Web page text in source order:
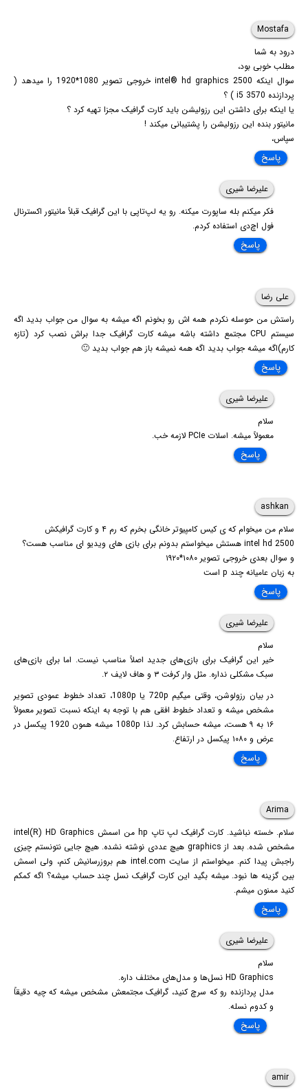
Mostafa
درود به شما
مطلب خوبی بود،
سوال اینکه intel® hd graphics 2500 خروجی تصویر 1080*1920 را میدهد (
پردازنده i5 3570 ) ؟
یا اینکه برای داشتن این رزولیشن باید کارت گرافیک مجزا تهیه کرد ؟
مانیتور بنده این رزولیشن را پشتیبانی میکند !
سپاس،
پاسخ
علیرضا شیری
فکر میکنم بله ساپورت میکنه. رو یه لپ‌تاپی با این گرافیک قبلاً مانیتور اکسترنال
فول اچ‌دی استفاده کردم.
پاسخ
علی رضا
راستش من حوسله نکردم همه اش رو بخونم اگه میشه به سوال من جواب بدید اگه
سیستم CPU مجتمع داشته باشه میشه کارت گرافیک جدا براش نصب کرد (تازه
کارم)اگه میشه جواب بدید اگه همه نمیشه باز هم جواب بدید 🙂
پاسخ
علیرضا شیری
سلام
معمولاً میشه. اسلات PCIe لازمه خب.
پاسخ
ashkan
سلام من میخوام که ی کیس کامپیوتر خانگی بخرم که رم ۴ و کارت گرافیکش
intel hd 2500 هستش میخواستم بدونم برای بازی های ویدیو ای مناسب هست؟
و سوال بعدی خروجی تصویر ۱۰۸۰*۱۹۲۰
به زبان عامیانه چند p است
پاسخ
علیرضا شیری
سلام
خیر این گرافیک برای بازی‌های جدید اصلاً مناسب نیست. اما برای بازی‌های
سبک مشکلی نداره. مثل وار کرفت ۳ و هاف لایف ۲.
در بیان رزولوشن، وقتی میگیم 720p یا 1080p، تعداد خطوط عمودی تصویر
مشخص میشه و تعداد خطوط افقی هم با توجه به اینکه نسبت تصویر معمولاً
۱۶ به ۹ هست، میشه حسابش کرد. لذا 1080p میشه همون 1920 پیکسل در
عرض و ۱۰۸۰ پیکسل در ارتفاع.
پاسخ
Arima
سلام. خسته نباشید. کارت گرافیک لپ تاپ hp من اسمش intel(R) HD Graphics
مشخص شده. بعد از graphics هیچ عددی نوشته نشده. هیچ جایی نتونستم چیزی
راجبش پیدا کنم. میخواستم از سایت intel.com هم بروزرسانیش کنم، ولی اسمش
بین گزینه ها نبود. میشه بگید این کارت گرافیک نسل چند حساب میشه؟ اگه کمکم
کنید ممنون میشم.
پاسخ
علیرضا شیری
سلام
HD Graphics نسل‌ها و مدل‌های مختلف داره.
مدل پردازنده رو که سرچ کنید، گرافیک مجتمعش مشخص میشه که چیه دقیقاً
و کدوم نسله.
پاسخ
amir